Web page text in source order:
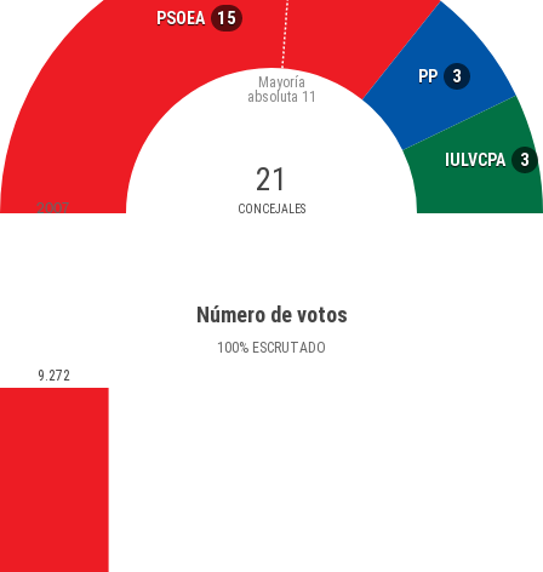
PSOEA 15
PP 3
IULVCPA 3
21
CONCEJALES
Mayoría
absoluta 11
2007
Número de votos
100% ESCRUTADO
9.272